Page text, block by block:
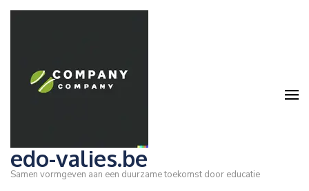
Ga
edo-valies.be
Samen vormgeven aan een duurzame toekomst door educatie